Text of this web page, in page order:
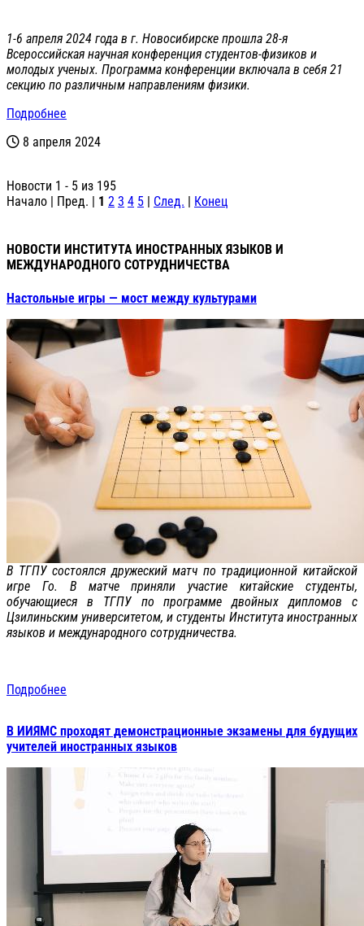
1-6 апреля 2024 года в г. Новосибирске прошла 28-я
Всероссийская научная конференция студентов-физиков и
молодых ученых. Программа конференции включала в себя 21
секцию по различным направлениям физики.
Подробнее
8 апреля 2024
Новости 1 - 5 из 195
Начало | Пред. | 1 2 3 4 5 | След. | Конец
НОВОСТИ ИНСТИТУТА ИНОСТРАННЫХ ЯЗЫКОВ И
МЕЖДУНАРОДНОГО СОТРУДНИЧЕСТВА
Настольные игры — мост между культурами
В ТГПУ состоялся дружеский матч по традиционной китайской
игре Го. В матче приняли участие китайские студенты,
обучающиеся в ТГПУ по программе двойных дипломов с
Цзилиньским университетом, и студенты Института иностранных
языков и международного сотрудничества.
Подробнее
В ИИЯМС проходят демонстрационные экзамены для будущих
учителей иностранных языков